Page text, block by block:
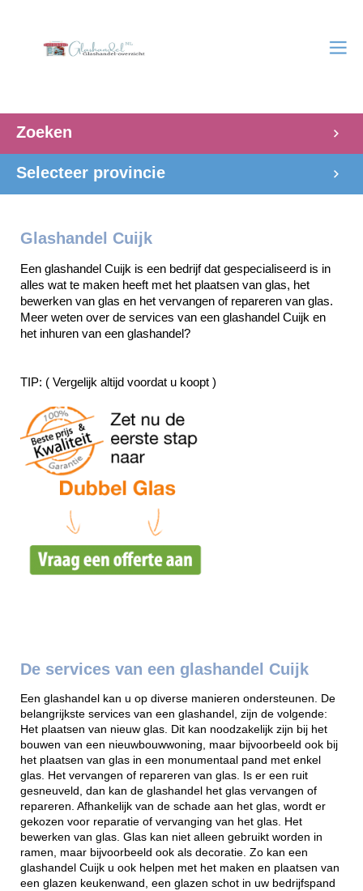
Zoeken
Selecteer provincie
Glashandel Cuijk
Een glashandel Cuijk is een bedrijf dat gespecialiseerd is in
alles wat te maken heeft met het plaatsen van glas, het
bewerken van glas en het vervangen of repareren van glas.
Meer weten over de services van een glashandel Cuijk en
het inhuren van een glashandel?
TIP: ( Vergelijk altijd voordat u koopt )
De services van een glashandel Cuijk
Een glashandel kan u op diverse manieren ondersteunen. De
belangrijkste services van een glashandel, zijn de volgende:
Het plaatsen van nieuw glas. Dit kan noodzakelijk zijn bij het
bouwen van een nieuwbouwwoning, maar bijvoorbeeld ook bij
het plaatsen van glas in een monumentaal pand met enkel
glas. Het vervangen of repareren van glas. Is er een ruit
gesneuveld, dan kan de glashandel het glas vervangen of
repareren. Afhankelijk van de schade aan het glas, wordt er
gekozen voor reparatie of vervanging van het glas. Het
bewerken van glas. Glas kan niet alleen gebruikt worden in
ramen, maar bijvoorbeeld ook als decoratie. Zo kan een
glashandel Cuijk u ook helpen met het maken en plaatsen van
een glazen keukenwand, een glazen schot in uw bedrijfspand